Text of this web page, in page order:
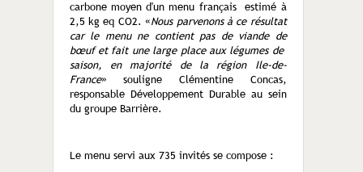
carbone moyen d'un menu français estimé à
2,5 kg eq CO2. «Nous parvenons à ce résultat
car le menu ne contient pas de viande de
bœuf et fait une large place aux légumes de
saison, en majorité de la région Ile-de-
France» souligne Clémentine Concas,
responsable Développement Durable au sein
du groupe Barrière.
Le menu servi aux 735 invités se compose :